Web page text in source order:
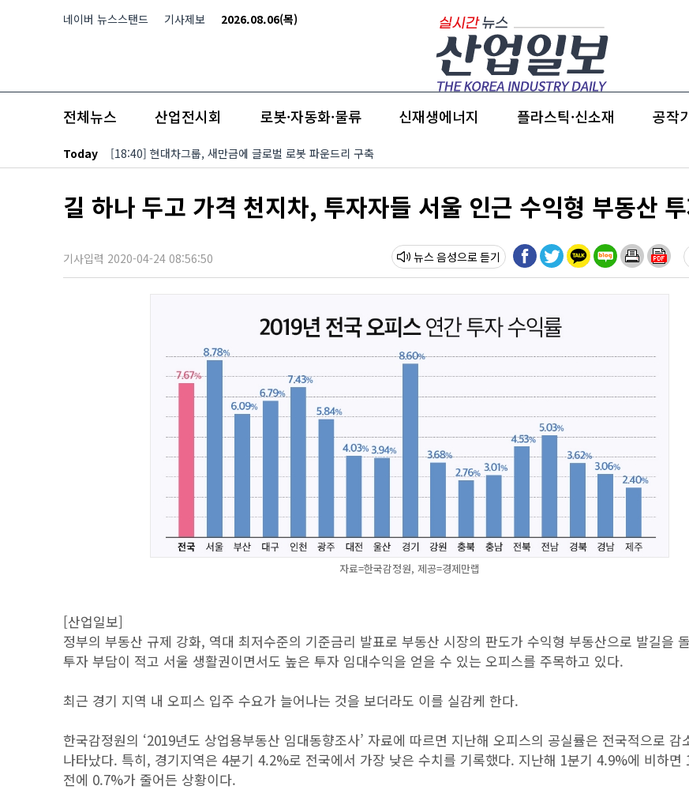
네이버 뉴스스탠드 기사제보 2026.08.06(목)
전체뉴스 산업전시회 로봇·자동화·물류 신재생에너지 플라스틱·신소재 공작
Today [18:40] 현대차그룹, 새만금에 글로벌 로봇 파운드리 구축
길 하나 두고 가격 천지차, 투자자들 서울 인근 수익형 부동산
기사입력 2020-04-24 08:56:50 뉴스 음성
자료=한국감정원, 제공=경제만랩
[산업일보]
정부의 부동산 규제 강화, 역대 최저수준의 기준금리 발표로 부동산 시장의 판도가 수익형 부동산으로 발길을
투자 부담이 적고 서울 생활권이면서도 높은 투자 임대수익을 얻을 수 있는 오피스를 주목하고 있다.
최근 경기 지역 내 오피스 입주 수요가 늘어나는 것을 보더라도 이를 실감케 한다.
한국감정원의 ‘2019년도 상업용부동산 임대동향조사’ 자료에 따르면 지난해 오피스의 공실률은 전국적으로 감
나타났다. 특히, 경기지역은 4분기 4.2%로 전국에서 가장 낮은 수치를 기록했다. 지난해 1분기 4.9%에 비하면
전에 0.7%가 줄어든 상황이다.